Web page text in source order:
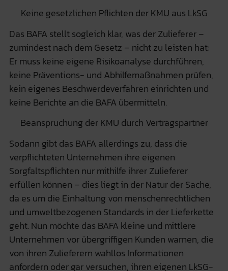
Keine gesetzlichen Pflichten der KMU aus LkSG
Das BAFA stellt sogleich klar, was der Zulieferer –
zumindest nach dem Gesetz – nicht zu leisten hat:
Er muss keine eigene Risikoanalyse durchführen,
keine Präventions- und Abhilfemaßnahmen prüfen,
kein eigenes Beschwerdeverfahren einrichten und
keine Berichte an die BAFA übermitteln.
Beanspruchung der KMU durch Vertragspartner
Sodann gibt das BAFA allerdings zu, dass die
verpflichteten Unternehmen ihre eigenen
Sorgfaltspflichten nur mithilfe ihrer Zulieferer
erfüllen können – dies liegt in der Natur der Sache,
da es um die Einhaltung von menschenrechtlichen
und umweltbezogenen Standards in der Lieferkette
geht. Nun möchte das BAFA kleine und mittlere
Unternehmen vor übergriffigen Kunden warnen, die
von ihren Zulieferern wahllos Informationen
anfordern oder gar versuchen, ihren eigenen LkSG-